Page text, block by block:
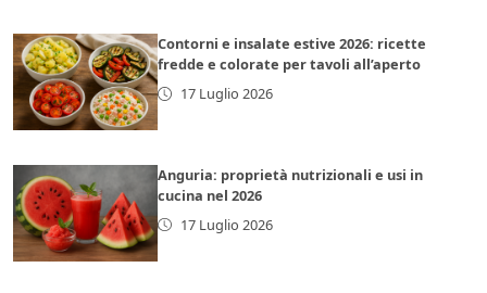
Contorni e insalate estive 2026: ricette
fredde e colorate per tavoli all’aperto
17 Luglio 2026
Anguria: proprietà nutrizionali e usi in
cucina nel 2026
17 Luglio 2026